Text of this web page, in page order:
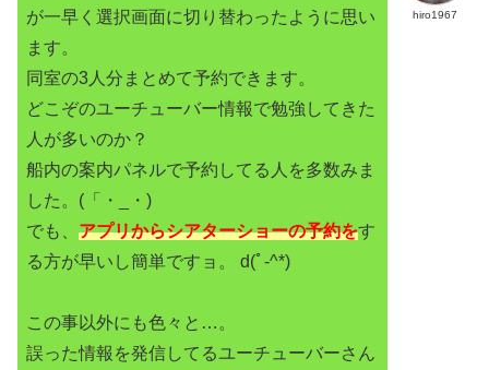
hiro1967
が一早く選択画面に切り替わったように思い
ます。
同室の3人分まとめて予約できます。
どこぞのユーチューバー情報で勉強してきた
人が多いのか？
船内の案内パネルで予約してる人を多数みま
した。(「・_・)
でも、 アプリからシアターショーの予約をす
る方が早いし簡単ですョ。 d(ﾟ-^*)
この事以外にも色々と…。
誤った情報を発信してるユーチューバーさん